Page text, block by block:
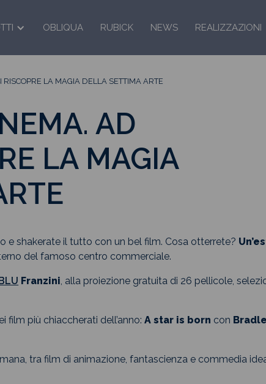
OBLIQUA RUBICK NEWS REALIZZAZIONI
LA MAGIA DELLA SETTIMA ARTE
AD
LA MAGIA
e shakerate il tutto con un bel film. Cosa otterrete?
del famoso centro commerciale.
Franzini, alla proiezione gratuita di 26 pellicole,
film più chiaccherati dell’anno:A star is born con
tra film di animazione, fantascienza e commedia